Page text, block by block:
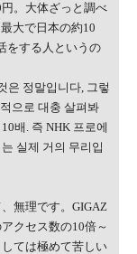
。大体ざっと調べ
大で日本の約10
をする人というの
은 정말입니다, 그렇
으로 대충 살펴봐
배. 즉 NHK 프로에
실제 거의 무리입
無理です。GIGAZ
クセス数の10倍～
ては極めて苦しい